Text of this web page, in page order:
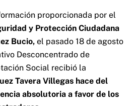
proporcionada por el
y Protección Ciudadana
Bucio, el pasado 18 de agosto
Desconcentrado de
Social recibió la
Tavera Villegas hace del
absolutoria a favor de los